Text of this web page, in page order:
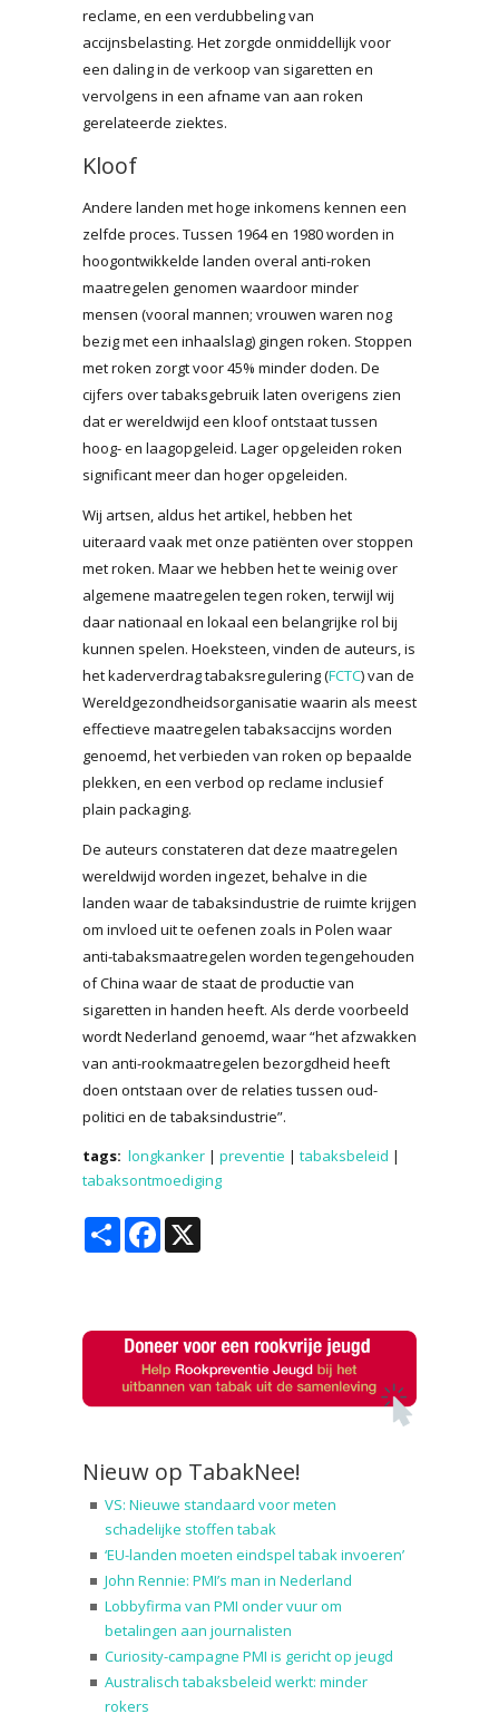
reclame, en een verdubbeling van
accijnsbelasting. Het zorgde onmiddellijk voor
een daling in de verkoop van sigaretten en
vervolgens in een afname van aan roken
gerelateerde ziektes.
Kloof
Andere landen met hoge inkomens kennen een
zelfde proces. Tussen 1964 en 1980 worden in
hoogontwikkelde landen overal anti-roken
maatregelen genomen waardoor minder
mensen (vooral mannen; vrouwen waren nog
bezig met een inhaalslag) gingen roken. Stoppen
met roken zorgt voor 45% minder doden. De
cijfers over tabaksgebruik laten overigens zien
dat er wereldwijd een kloof ontstaat tussen
hoog- en laagopgeleid. Lager opgeleiden roken
significant meer dan hoger opgeleiden.
Wij artsen, aldus het artikel, hebben het
uiteraard vaak met onze patiënten over stoppen
met roken. Maar we hebben het te weinig over
algemene maatregelen tegen roken, terwijl wij
daar nationaal en lokaal een belangrijke rol bij
kunnen spelen. Hoeksteen, vinden de auteurs, is
het kaderverdrag tabaksregulering (FCTC) van de
Wereldgezondheidsorganisatie waarin als meest
effectieve maatregelen tabaksaccijns worden
genoemd, het verbieden van roken op bepaalde
plekken, en een verbod op reclame inclusief
plain packaging.
De auteurs constateren dat deze maatregelen
wereldwijd worden ingezet, behalve in die
landen waar de tabaksindustrie de ruimte krijgen
om invloed uit te oefenen zoals in Polen waar
anti-tabaksmaatregelen worden tegengehouden
of China waar de staat de productie van
sigaretten in handen heeft. Als derde voorbeeld
wordt Nederland genoemd, waar “het afzwakken
van anti-rookmaatregelen bezorgdheid heeft
doen ontstaan over de relaties tussen oud-
politici en de tabaksindustrie”.
tags: longkanker | preventie | tabaksbeleid |
tabaksontmoediging
Share Facebook
Nieuw op TabakNee!
VS: Nieuwe standaard voor meten
schadelijke stoffen tabak
‘EU-landen moeten eindspel tabak invoeren’
John Rennie: PMI’s man in Nederland
Lobbyfirma van PMI onder vuur om
betalingen aan journalisten
Curiosity-campagne PMI is gericht op jeugd
Australisch tabaksbeleid werkt: minder
rokers